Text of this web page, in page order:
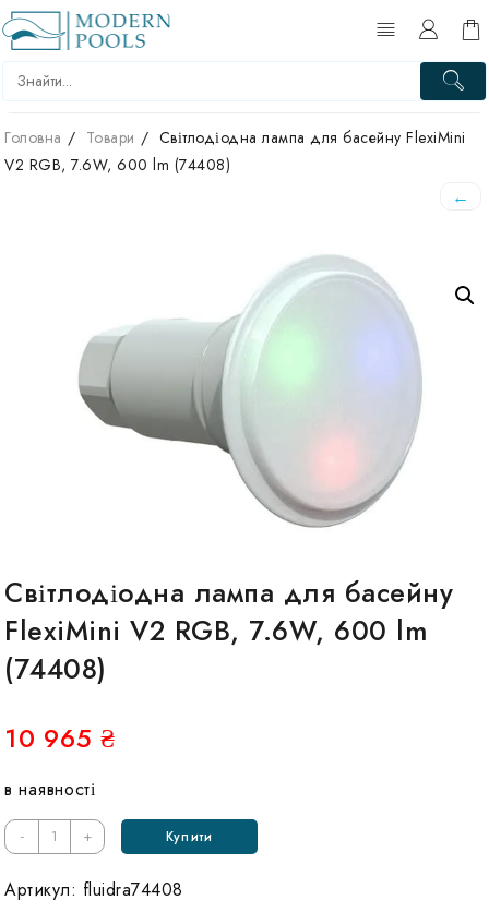
Перейти
до
вмісту
Головна Товари
Світлодіодна лампа для басейну FlexiMini
V2 RGB, 7.6W, 600 lm (74408)
←
Світлодіодна лампа для басейну
FlexiMini V2 RGB, 7.6W, 600 lm
(74408)
10 965 ₴
в наявності
-
Кількість
Светодиодная
лампа
+ Купити
Артикул: fluidra74408